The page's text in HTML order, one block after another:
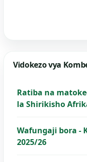
Vidokezo vya
Ratiba na
la Shirikisho
Wafungaji bora -
2025/26